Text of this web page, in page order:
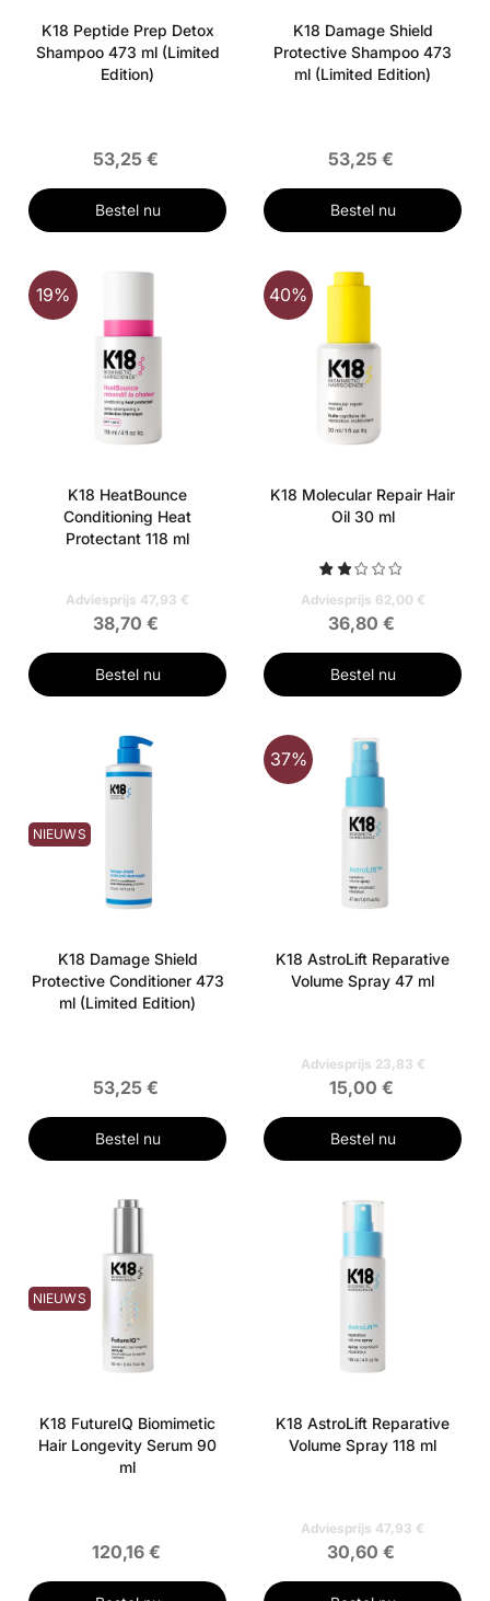
K18 Peptide Prep Detox
Shampoo 473 ml (Limited
Edition)
53,25 €
Bestel nu
K18 Damage Shield
Protective Shampoo 473
ml (Limited Edition)
53,25 €
Bestel nu
19%
K18 HeatBounce
Conditioning Heat
Protectant 118 ml
Adviesprijs 47,93 €
38,70 €
Bestel nu
40%
K18 Molecular Repair Hair
Oil 30 ml
Adviesprijs 62,00 €
36,80 €
Bestel nu
NIEUWS
K18 Damage Shield
Protective Conditioner 473
ml (Limited Edition)
53,25 €
Bestel nu
37%
K18 AstroLift Reparative
Volume Spray 47 ml
Adviesprijs 23,83 €
15,00 €
Bestel nu
NIEUWS
K18 FutureIQ Biomimetic
Hair Longevity Serum 90
ml
120,16 €
K18 AstroLift Reparative
Volume Spray 118 ml
Adviesprijs 47,93 €
30,60 €